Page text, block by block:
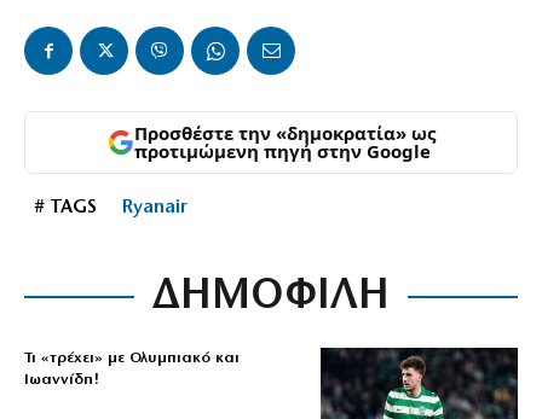
Προσθέστε την «δημοκρατία» ως
προτιμώμενη πηγή στην Google
# TAGS Ryanair
ΔΗΜΟΦΙΛΗ
Τι «τρέχει» με Ολυμπιακό και
Ιωαννίδη!